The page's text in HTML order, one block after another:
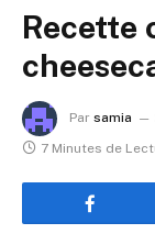
Recette
Par samia
7 Minutes de